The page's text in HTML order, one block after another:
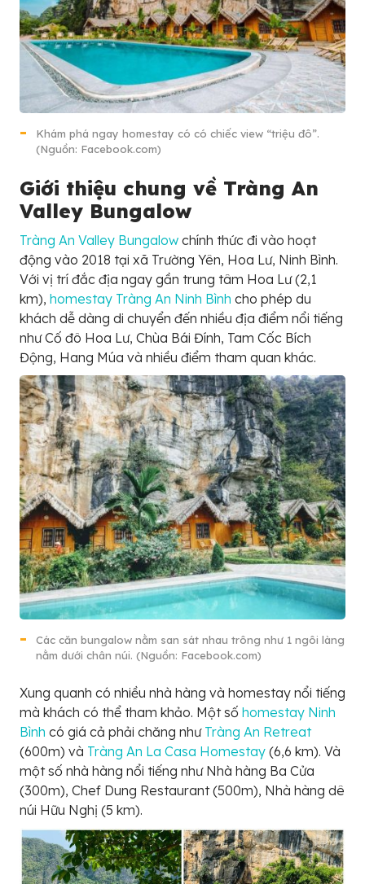
Khám phá ngay homestay có có chiếc view “triệu đô”.
(Nguồn: Facebook.com)
Giới thiệu chung về Tràng An
Valley Bungalow
Tràng An Valley Bungalow chính thức đi vào hoạt
động vào 2018 tại xã Trường Yên, Hoa Lư, Ninh Bình.
Với vị trí đắc địa ngay gần trung tâm Hoa Lư (2,1
km), homestay Tràng An Ninh Bình cho phép du
khách dễ dàng di chuyển đến nhiều địa điểm nổi tiếng
như Cố đô Hoa Lư, Chùa Bái Đính, Tam Cốc Bích
Động, Hang Múa và nhiều điểm tham quan khác.
Các căn bungalow nằm san sát nhau trông như 1 ngôi làng
nằm dưới chân núi. (Nguồn: Facebook.com)
Xung quanh có nhiều nhà hàng và homestay nổi tiếng
mà khách có thể tham khảo. Một số homestay Ninh
Bình có giá cả phải chăng như Tràng An Retreat
(600m) và Tràng An La Casa Homestay (6,6 km). Và
một số nhà hàng nổi tiếng như Nhà hàng Ba Cửa
(300m), Chef Dung Restaurant (500m), Nhà hàng dê
núi Hữu Nghị (5 km).